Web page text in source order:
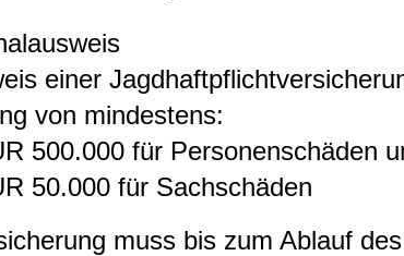
einer
von mindestens:
500.000 für Personenschäden
50.000 für Sachschäden
muss bis zum Ablauf